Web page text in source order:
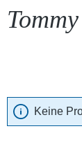
Keine